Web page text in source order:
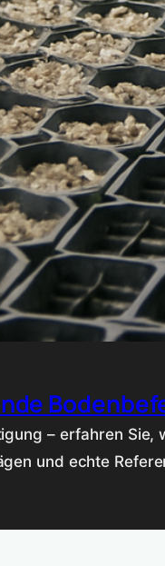
– erfahren
und echte